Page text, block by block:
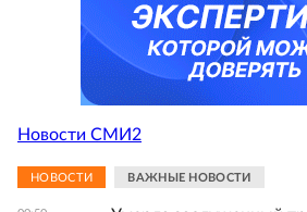
Новости СМИ2
НОВОСТИ ВАЖНЫЕ НОВОСТИ